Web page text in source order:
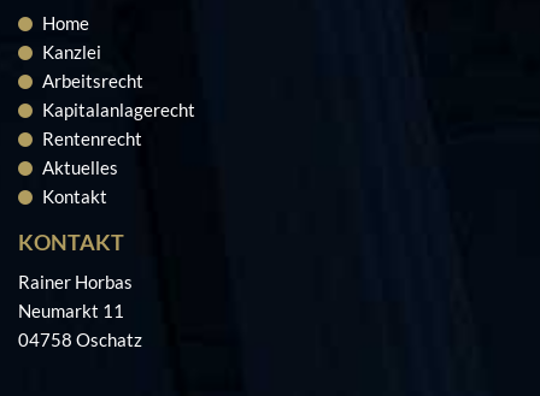
Home
Kanzlei
Arbeitsrecht
Kapitalanlagerecht
Rentenrecht
Aktuelles
Kontakt
KONTAKT
Rainer Horbas
Neumarkt 11
04758 Oschatz